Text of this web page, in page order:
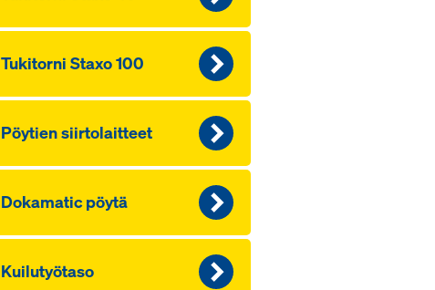
Tu­ki­tor­ni Staxo 100
Pöy­tien siir­to­lait­teet
Dokamatic pöy­tä
Kui­lu­työ­ta­so